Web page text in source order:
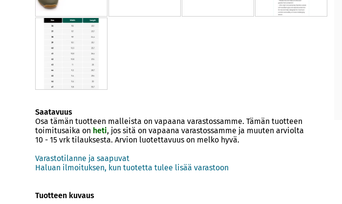
Saatavuus
Osa tämän tuotteen malleista on vapaana varastossamme. Tämän tuotteen
toimitusaika on heti, jos sitä on vapaana varastossamme ja muuten arviolta
10 - 15 vrk tilauksesta. Arvion luotettavuus on melko hyvä.
Varastotilanne ja saapuvat
Haluan ilmoituksen, kun tuotetta tulee lisää varastoon
Tuotteen kuvaus